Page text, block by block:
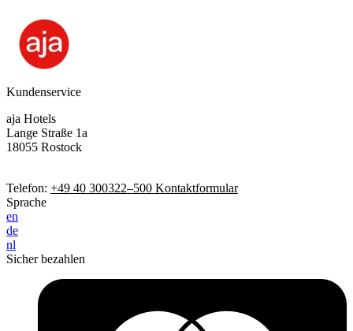
Kundenservice
aja Hotels
Lange Straße 1a
18055 Rostock
Telefon: +49 40 300322–500 Kontaktformular
Sprache
en
de
nl
Sicher bezahlen